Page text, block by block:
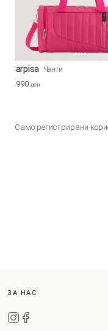
Carpisa Чанти
3.990 ден
Само регистрирани
ЗА НАС